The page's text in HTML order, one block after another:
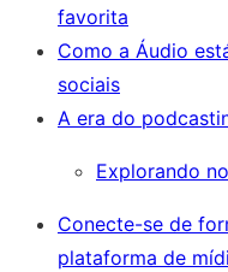
favorita
Como a Áudio
sociais
A era do
Explorando
Conecte-se de
plataforma de